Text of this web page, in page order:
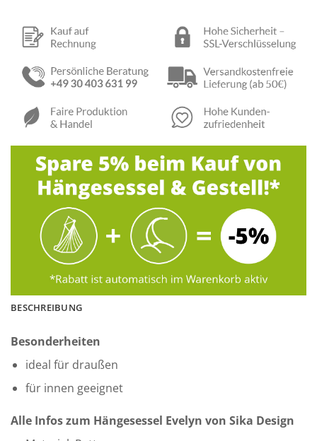
BESCHREIBUNG
Besonderheiten
ideal für draußen
für innen geeignet
Alle Infos zum Hängesessel Evelyn von Sika Design